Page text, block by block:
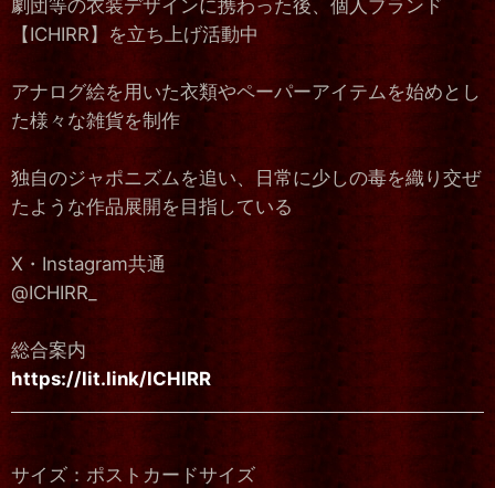
劇団等の衣装デザインに携わった後、個人ブランド
【ICHIRR】を立ち上げ活動中
アナログ絵を用いた衣類やペーパーアイテムを始めとし
た様々な雑貨を制作
独自のジャポニズムを追い、日常に少しの毒を織り交ぜ
たような作品展開を目指している
X・Instagram共通
@ICHIRR_
総合案内
https://lit.link/ICHIRR
サイズ：ポストカードサイズ